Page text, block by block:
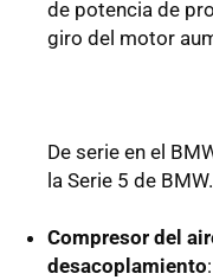
de potencia de
giro del motor
De serie en el
la Serie 5 de BMW.
Compresor del
desacoplamiento